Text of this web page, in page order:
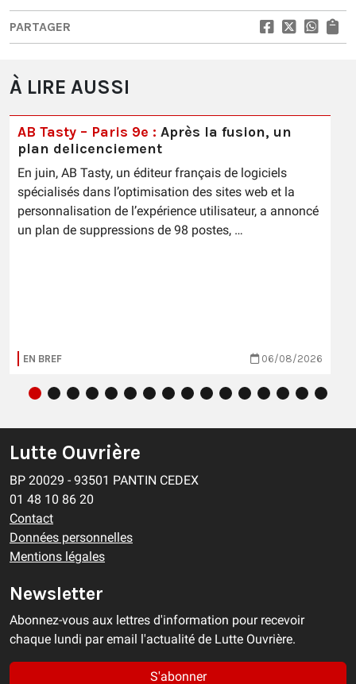
PARTAGER
À LIRE AUSSI
AB Tasty – Paris 9e : Après la fusion, un
plan delicenciement
En juin, AB Tasty, un éditeur français de logiciels
spécialisés dans l’optimisation des sites web et la
personnalisation de l’expérience utilisateur, a annoncé
un plan de suppressions de 98 postes, …
EN BREF 06/08/2026
Lutte Ouvrière
BP 20029 - 93501 PANTIN CEDEX
01 48 10 86 20
Contact
Données personnelles
Mentions légales
Newsletter
Abonnez-vous aux lettres d'information pour recevoir
chaque lundi par email l'actualité de Lutte Ouvrière.
S'abonner